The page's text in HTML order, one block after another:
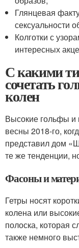
Глянцевая
сексуальности
Колготки с
интересных
С какими
сочетать
колен
Высокие гольфы и
весны 2018-го,
представил дом
те же тенденции,
Фасоны и
Гетры носят
колена или
полоска, которая
также немного